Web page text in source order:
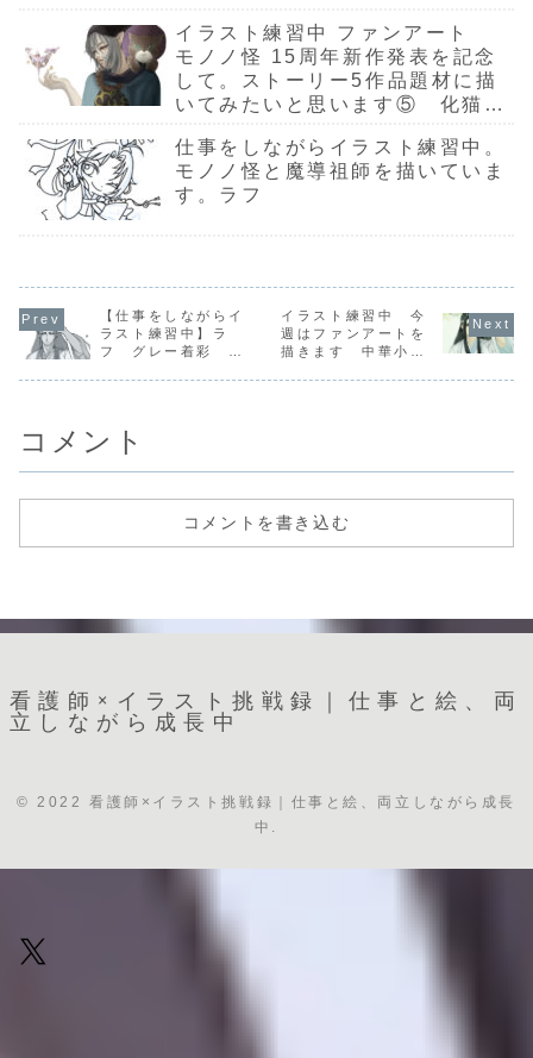
イラスト練習中 ファンアート
モノノ怪 15周年新作発表を記念
して。ストーリー5作品題材に描
いてみたいと思います⑤ 化猫
仕事をしながらイラスト練習中。
モノノ怪と魔導祖師を描いていま
す。ラフ
【仕事をしながらイ
ラスト練習中】ラ
フ グレー着彩 線
ている事
イラスト練習中 今
週はファンアートを
描きます 中華小
コメント
コメントを書き込む
看護師×イラスト挑戦録｜仕事と絵、両
立しながら成長中
© 2022 看護師×イラスト挑戦録｜仕事と絵、両立しながら成長
中.